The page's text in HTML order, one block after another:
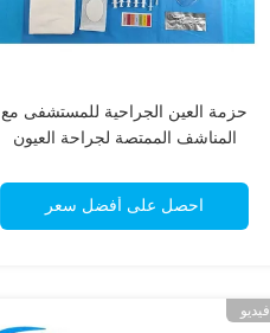
حزمة العين الجراحية للمستشفى مع
المناشف الممتصة لجراحة العيون
احصل على أفضل سعر
فيديو